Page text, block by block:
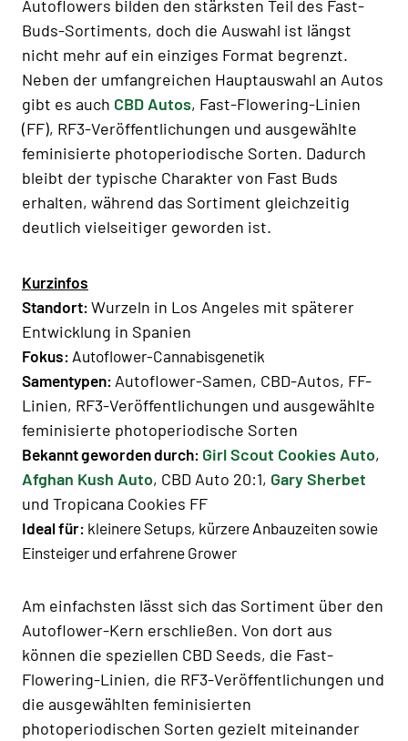
Autoflowers bilden den stärksten Teil des Fast-
Buds-Sortiments, doch die Auswahl ist längst
nicht mehr auf ein einziges Format begrenzt.
Neben der umfangreichen Hauptauswahl an Autos
gibt es auch CBD Autos, Fast-Flowering-Linien
(FF), RF3-Veröffentlichungen und ausgewählte
feminisierte photoperiodische Sorten. Dadurch
bleibt der typische Charakter von Fast Buds
erhalten, während das Sortiment gleichzeitig
deutlich vielseitiger geworden ist.
Kurzinfos
Standort: Wurzeln in Los Angeles mit späterer
Entwicklung in Spanien
Fokus: Autoflower-Cannabisgenetik
Samentypen: Autoflower-Samen, CBD-Autos, FF-
Linien, RF3-Veröffentlichungen und ausgewählte
feminisierte photoperiodische Sorten
Bekannt geworden durch: Girl Scout Cookies Auto,
Afghan Kush Auto, CBD Auto 20:1, Gary Sherbet
und Tropicana Cookies FF
Ideal für: kleinere Setups, kürzere Anbauzeiten sowie
Einsteiger und erfahrene Grower
Am einfachsten lässt sich das Sortiment über den
Autoflower-Kern erschließen. Von dort aus
können die speziellen CBD Seeds, die Fast-
Flowering-Linien, die RF3-Veröffentlichungen und
die ausgewählten feminisierten
photoperiodischen Sorten gezielt miteinander